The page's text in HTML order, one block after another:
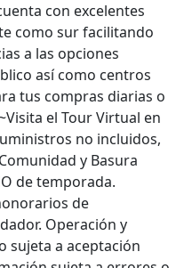
con excelentes
como sur facilitando
a las opciones
así como centros
tus compras diarias o
el Tour Virtual en
no incluidos,
y Basura
de temporada.
de
Operación y
sujeta a aceptación